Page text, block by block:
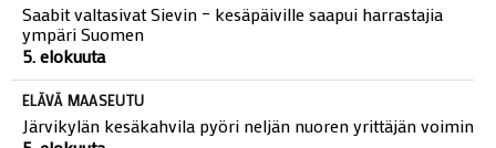
Saabit valtasivat Sievin – kesäpäiville saapui harrastajia
ympäri Suomen
5. elokuuta
ELÄVÄ MAASEUTU
Järvikylän kesäkahvila pyöri neljän nuoren yrittäjän voimin